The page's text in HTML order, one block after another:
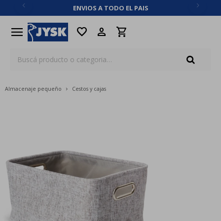
ENVIOS A TODO EL PAIS
menu favorite
Almacenaje pequeño Cestos y cajas
close